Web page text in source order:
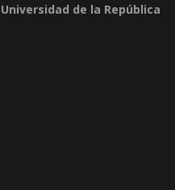
de la República